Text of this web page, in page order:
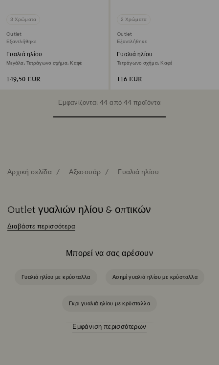
3 Χρώματα
Outlet
Εξαντλήθηκε
Γυαλιά ηλίου
Μεγάλα, Τετράγωνο σχήμα, Καφέ
149,50 EUR
2 Χρώματα
Outlet
Εξαντλήθηκε
Γυαλιά ηλίου
Τετράγωνο σχήμα, Καφέ
116 EUR
Εμφανίζονται 44 από 44 προϊόντα
Αρχική σελίδα Αξεσουάρ Γυαλιά ηλίου
Outlet γυαλιών ηλίου & οπτικών
Διαβάστε περισσότερα
Μπορεί να σας αρέσουν
Γυαλιά ηλίου με κρύσταλλα Ασημί γυαλιά ηλίου με κρύσταλλα
Γκρι γυαλιά ηλίου με κρύσταλλα
Καφέ & Ταρταρούγα Γυαλιά Ηλίου
Εμφάνιση περισσότερων